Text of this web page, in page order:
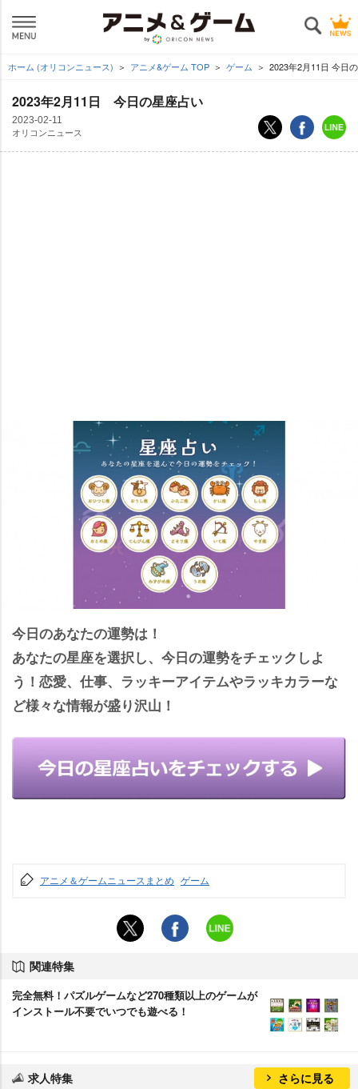
ホーム (オリコンニュース) アニメ&ゲーム TOP ゲーム 2023年2月11日 今日
2023年2月11日 今日の星座占い
2023-02-11
オリコンニュース
今日のあなたの運勢は！
あなたの星座を選択し、今日の運勢をチェックしよ
う！恋愛、仕事、ラッキーアイテムやラッキカラーな
ど様々な情報が盛り沢山！
アニメ＆ゲームニュースまとめ ゲーム
関連特集
完全無料！パズルゲームなど270種類以上のゲームが
インストール不要でいつでも遊べる！
求人特集 さらに見る